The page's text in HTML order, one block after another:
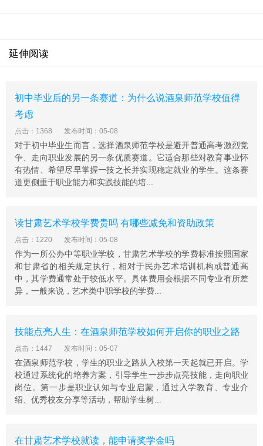
人，农民工、"两后生"及其他职业技能培训达到年5000人
庆阳理工中等专业学校是一所新建的、综合性的中等专业
学校。学校已建成教学楼、实训大楼、学生公寓楼、综合
办公楼等60000平方米的主体工程，办学规模在三年内达
到10000人。专业将由建筑工程、计算机应用、汽车检
测、电子、机电、石油工程、综合机械化采煤、机械加工
技术、电子商务、市场营销、会计电算化等12个专业发展
到30多个。根据学校发展的能力和规模，将择机申报高职
市"战略，加快培养现代制造业和现代服务业紧缺的技能型
人才。"十二五"期间，结合全市发展"黑绿文红"四大支柱产
业的需要，在建筑工程技术、机械加工技术、电子电工技
术、综合机械化采煤、石油工程等专业领域共培养3.5万名
急需的技能型人才，在地方经济建设中充分发挥积极的作
延伸阅读
初中毕业后的另一条赛道：为什么说酒泉师范学校值得
考虑
点击：1368 发布时间：05-08
对于初中毕业生而言，选择酒泉师范学校是避开普通高考激烈竞
争、走向职业发展的另一条优质赛道。它适合那些对教育事业怀
有热情、希望尽早掌握一技之长并实现稳定就业的学生。这条赛
道更侧重于职业能力和实践技能的培...
读甘肃艺术学校学费贵吗 有哪些减免和资助政策
点击：1220 发布时间：05-08
作为一所公办中等职业学校，甘肃艺术学校的学费标准按照国家
和甘肃省的相关规定执行，相对于民办艺术培训机构或普通高
中，其学费通常处于较低水平。具体费用会根据不同专业有所差
异，一般来说，艺术类中职学校的学费...
技能点亮人生：在酒泉师范学校如何开启你的职业之路
点击：1447 发布时间：05-07
在酒泉师范学校，学生的职业之路从入校第一天起就已开启。学
校通过系统化的培养方案，引导学生一步步点亮技能，走向职业
岗位。第一步是职业认知与专业启蒙，通过入学教育、专业介
绍、优秀校友分享等活动，帮助学生树...
在甘肃艺术学校就读，能申请奖学金吗